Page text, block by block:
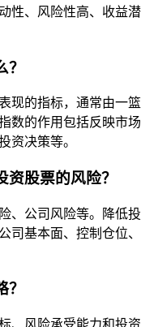
性、风险性高、收益潜
现的指标，通常由一篮
数的作用包括反映市场
资决策等。
股票的风险？
、公司风险等。降低投
司基本面、控制仓位、